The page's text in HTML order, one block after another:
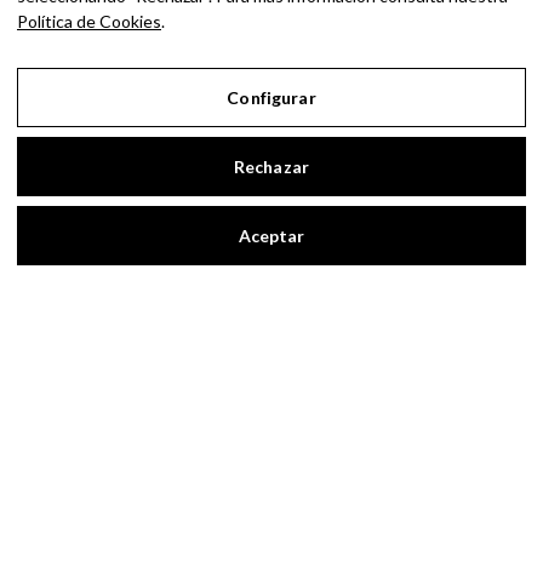
#OUTDOOR
SOBRE MÍ
Blog personal y profesional de Andrés
Romero. Experiencias personales y
profesionales de una persona que disfruta
con lo que hace cada día
Política de Cookies.
Configurar
Rechazar
Aceptar